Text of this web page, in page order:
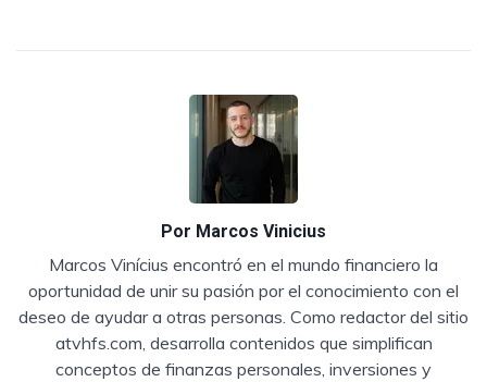
Por Marcos Vinicius
Marcos Vinícius encontró en el mundo financiero la
oportunidad de unir su pasión por el conocimiento con el
deseo de ayudar a otras personas. Como redactor del sitio
atvhfs.com, desarrolla contenidos que simplifican
conceptos de finanzas personales, inversiones y